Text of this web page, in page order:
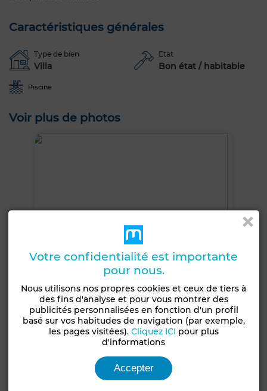
Caractéristiques générales
Type de bien
Villa
Etat
Bon état / habitable
Piscine
Voir plus de photos
+14 PHOTOS
Votre confidentialité est importante
pour nous.
Nous utilisons nos propres cookies et ceux de tiers à
des fins d'analyse et pour vous montrer des
publicités personnalisées en fonction d'un profil
basé sur vos habitudes de navigation (par exemple,
les pages visitées). Cliquez ICI pour plus
d'informations
Accepter